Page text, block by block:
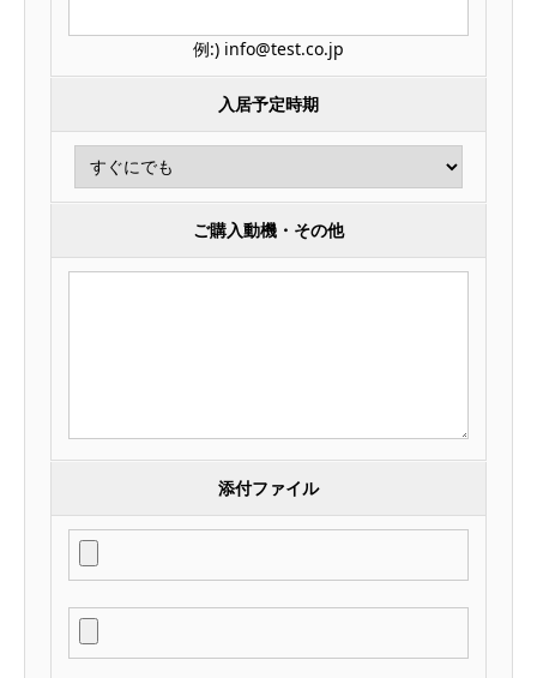
例:) info@test.co.jp
入居予定時期
ご購入動機・その他
添付ファイル